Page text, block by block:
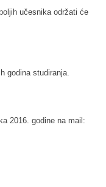
učesnika održati će
godina studiranja.
2016. godine na mail: